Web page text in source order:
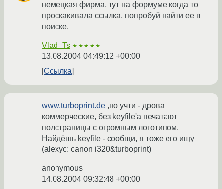
немецкая фирма, тут на формуме когда то
проскакивала ссылка, попробуй найти ее в
поиске.
Vlad_Ts ★★★★★
13.08.2004 04:49:12 +00:00
Ссылка
www.turboprint.de ,но учти - дрова
коммерческие, без keyfile'a печатают
полстраницы с огромным логотипом.
Найдёшь keyfile - сообщи, я тоже его ищу
(alexyc: canon i320&turboprint)
anonymous
14.08.2004 09:32:48 +00:00